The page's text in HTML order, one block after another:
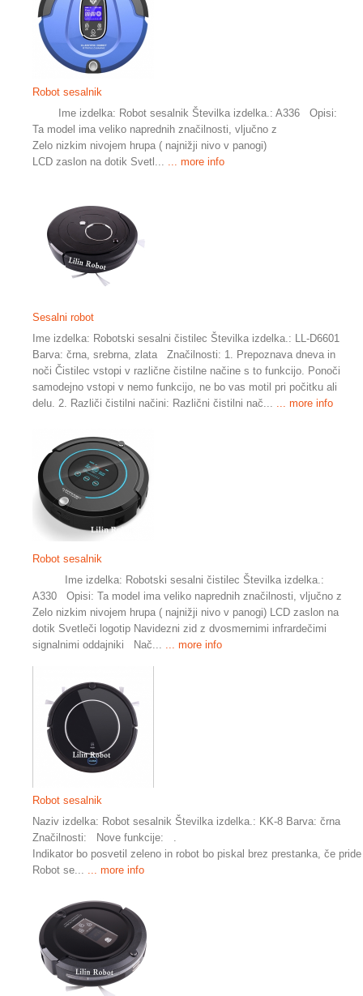
Robot sesalnik
Ime izdelka: Robot sesalnik Številka izdelka.: A336 Opisi:
Ta model ima veliko naprednih značilnosti, vljučno z
Zelo nizkim nivojem hrupa ( najnižji nivo v panogi)
LCD zaslon na dotik Svetl...
... more info
Sesalni robot
Ime izdelka: Robotski sesalni čistilec Številka izdelka.: LL-D6601
Barva: črna, srebrna, zlata Značilnosti: 1. Prepoznava dneva in
noči Čistilec vstopi v različne čistilne načine s to funkcijo. Ponoči
samodejno vstopi v nemo funkcijo, ne bo vas motil pri počitku ali
delu. 2. Različi čistilni načini: Različni čistilni nač...
... more info
Robot sesalnik
Ime izdelka: Robotski sesalni čistilec Številka izdelka.:
A330 Opisi: Ta model ima veliko naprednih značilnosti, vljučno z
Zelo nizkim nivojem hrupa ( najnižji nivo v panogi) LCD zaslon na
dotik Svetleči logotip Navidezni zid z dvosmernimi infrardečimi
signalnimi oddajniki Nač...
... more info
Robot sesalnik
Naziv izdelka: Robot sesalnik Številka izdelka.: KK-8 Barva: črna
Značilnosti: Nove funkcije: .
Indikator bo posvetil zeleno in robot bo piskal brez prestanka, če
Robot se...
... more info